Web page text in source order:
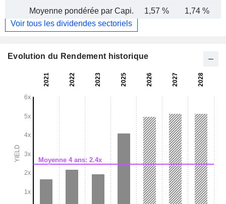
Moyenne pondérée par Capi.
1,57 % 1,74 %
Voir tous les dividendes sectoriels
Evolution du Rendement historique